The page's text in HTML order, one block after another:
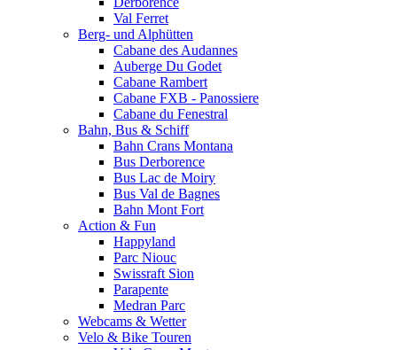
Val Ferret
Berg- und Alphütten
Cabane des Audannes
Auberge Du Godet
Cabane Rambert
Cabane FXB - Panossiere
Cabane du Fenestral
Bahn, Bus & Schiff
Bahn Crans Montana
Bus Derborence
Bus Lac de Moiry
Bus Val de Bagnes
Bahn Mont Fort
Action & Fun
Happyland
Parc Niouc
Swissraft Sion
Parapente
Medran Parc
Webcams & Wetter
Velo & Bike Touren